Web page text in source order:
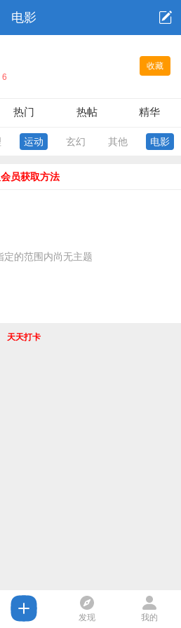
电影
收藏
6
热门 热帖 精华
运动 玄幻 其他 电影
员获取方法
定的范围内尚无主题
天天打卡
发现 我的